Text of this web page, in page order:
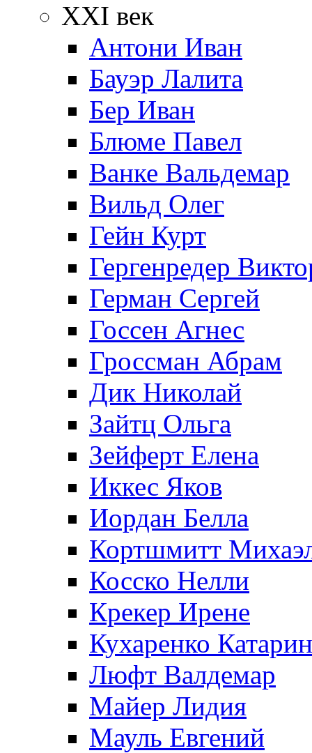
XXI век
Антони Иван
Бауэр Лалита
Бер Иван
Блюме Павел
Ванке Вальдемар
Вильд Олег
Гейн Курт
Гергенредер
Герман Сергей
Госсен Агнес
Гроссман Абрам
Дик Николай
Зайтц Ольга
Зейферт Елена
Иккес Яков
Иордан Белла
Кортшмитт
Косско Нелли
Крекер Ирене
Кухаренко
Люфт Валдемaр
Майер Лидия
Мауль Евгений